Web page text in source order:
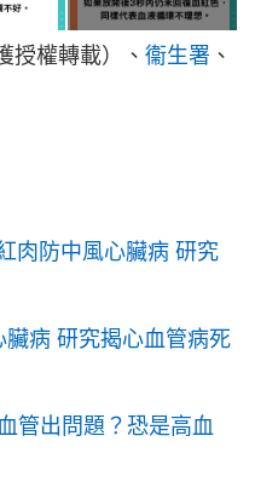
授權轉載）、 衞生署 、
肉防中風心臟病 研究
病 研究揭心血管病死
管出問題？恐是高血